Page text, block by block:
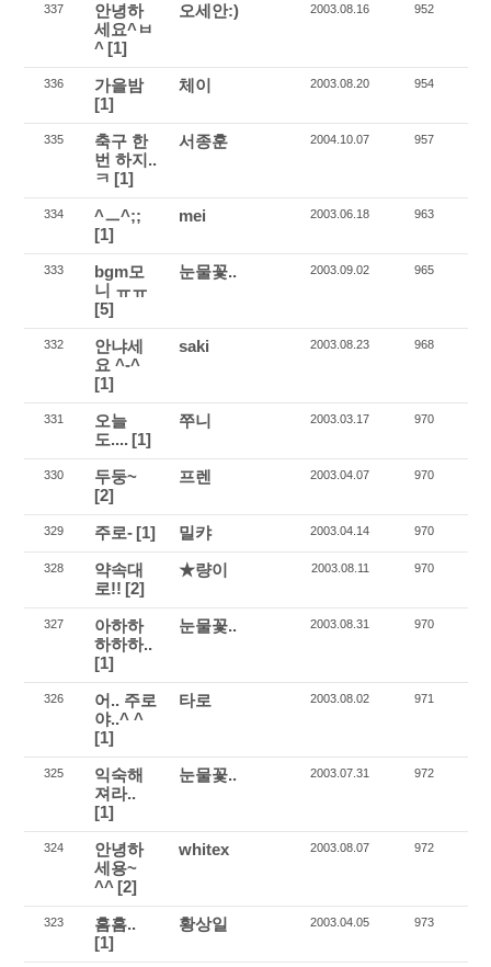
337
안녕하
세요^ㅂ
^ [1]
오세안:) 2003.08.16 952
336
가을밤
[1]
체이 2003.08.20 954
335
축구 한
번 하지..
ㅋ [1]
서종훈 2004.10.07 957
334
^ㅡ^;;
[1]
mei 2003.06.18 963
333
bgm모
니 ㅠㅠ
[5]
눈물꽃.. 2003.09.02 965
332
안냐세
요 ^-^
[1]
saki 2003.08.23 968
331
오늘
도.... [1]
쭈니 2003.03.17 970
330
두둥~
[2]
프렌 2003.04.07 970
329 주로- [1] 밀캬 2003.04.14 970
328
약속대
로!! [2]
★량이 2003.08.11 970
327
아하하
하하하..
[1]
눈물꽃.. 2003.08.31 970
326
어.. 주로
야..^ ^
[1]
타로 2003.08.02 971
325
익숙해
져라..
[1]
눈물꽃.. 2003.07.31 972
324
안녕하
세용~
^^ [2]
whitex 2003.08.07 972
323
흠흠..
[1]
황상일 2003.04.05 973